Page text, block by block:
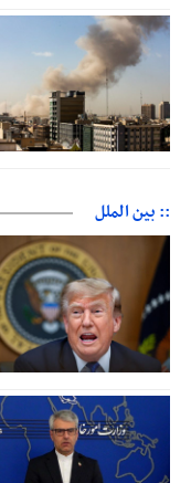
:: بین الملل